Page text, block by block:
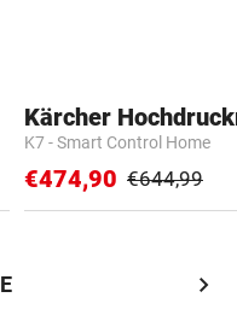
Kärcher
K7 - Smart Control Home
€474,90 €644,99
chevron_right